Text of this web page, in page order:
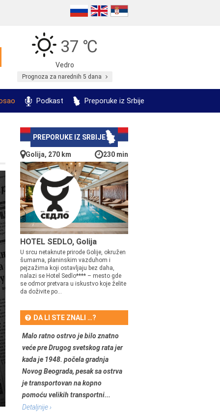
37 ℃
Vedro
Prognoza za narednih 5 dana
Podkast Preporuke iz Srbije
PREPORUKE IZ SRBIJE
Golija, 270 km 230 min
HOTEL SEDLO, Golija
U srcu netaknute prirode Golije, okružen
šumama, planinskim vazduhom i
pejzažima koji ostavljaju bez daha,
nalazi se Hotel Sedlo**** – mesto gde
se odmor pretvara u iskustvo koje želite
da doživite po...
DA LI STE ZNALI …?
Malo ratno ostrvo je bilo znatno
veće pre Drugog svetskog rata jer
kada je 1948. počela gradnja
Novog Beograda, pesak sa ostrva
je transportovan na kopno
pomoću velikih transportni...
Detaljnije ›